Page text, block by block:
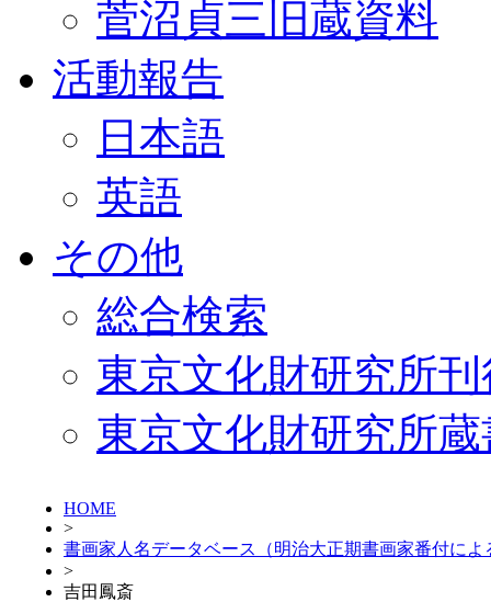
菅沼貞三旧蔵資料
活動報告
日本語
英語
その他
総合検索
東京文化財研究所
東京文化財研究所
HOME
>
書画家人名データベース（明治大正期書画家番付によ
>
吉田鳳斎